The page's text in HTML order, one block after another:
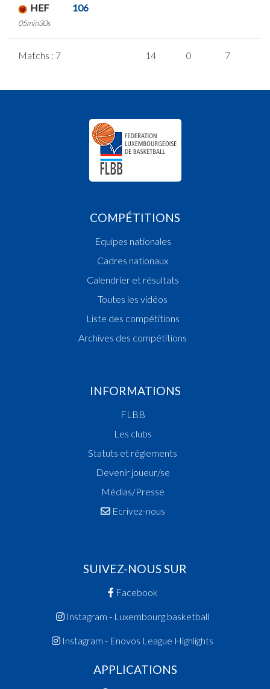
HEF
106
05min30s
Matchs : 7 14 0 7
COMPÉTITIONS
Equipes nationales
Cadres nationaux
Calendrier et résultats
Toutes les vidéos
Liste des compétitions
Archives des compétitions
INFORMATIONS
FLBB
Les clubs
Statuts et réglements
Devenir joueur/se
Médias/Presse
Ecrivez-nous
SUIVEZ-NOUS SUR
Facebook
Instagram - Luxembourg.basketball
Instagram - Enovos League Highlights
APPLICATIONS